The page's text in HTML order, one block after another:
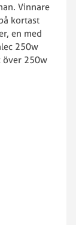
Vinnare
kortast
en med
250w
över 250w